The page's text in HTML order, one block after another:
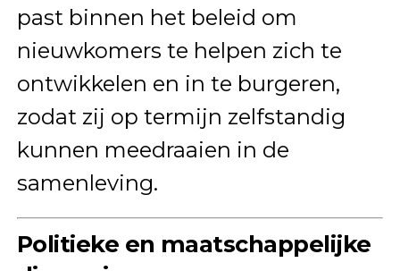
past binnen het beleid om
nieuwkomers te helpen zich te
ontwikkelen en in te burgeren,
zodat zij op termijn zelfstandig
kunnen meedraaien in de
samenleving.
Politieke en maatschappelijke